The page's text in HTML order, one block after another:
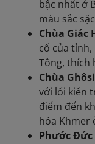
bậc nhất ở
màu sắc
Chùa Giác
cổ của tỉnh,
Tông, thích
Chùa
với lối kiến
điểm đến
hóa Khmer
Phước Đức